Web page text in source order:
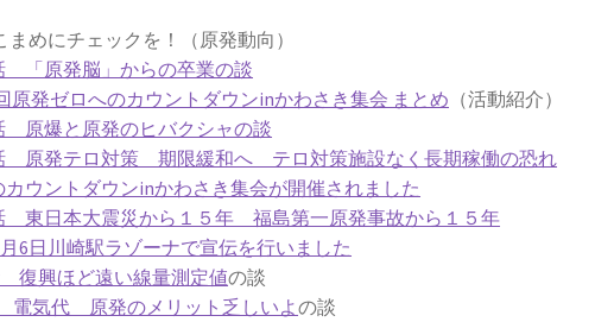
にチェックを！（原発動向）
「原発脳」からの卒業の談
原発ゼロへのカウントダウンinかわさき集会 まとめ （活動紹介）
原爆と原発のヒバクシャの談
原発テロ対策 期限緩和へ テロ対策施設なく長期稼働の恐れ
カウントダウンinかわさき集会が開催されました
東日本大震災から１５年 福島第一原発事故から１５年
6日川崎駅ラゾーナで宣伝を行いました
復興ほど遠い線量測定値の談
電気代 原発のメリット乏しいよの談